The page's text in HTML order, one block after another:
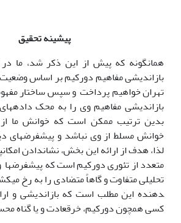
پیشینه تحقیق
همانگونه که پیش از این ذکر شد، ما در
بازاندیشی مفاهیم دورکیم بر اساس
تهران خواهیم پرداخت و سپس ساختار
بازاندیشی مفاهیم وی را به محک
بدین ترتیب ممکن است که خوانش ما از
خوانش مسلط از وی نباشد و پیش­­فرضهای
لذا، هدف از ارائه این بخش، نشان­دادن
متعدد از تئوری دورکیم است که پیش­فرضها
دهنده این مطلب است که بازاندیشی و
کسی همچون دورکیم، خرق­عادت و یا گناه